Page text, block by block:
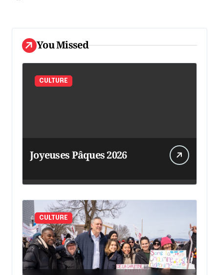
You Missed
CULTURE
Joyeuses Pâques 2026
CULTURE